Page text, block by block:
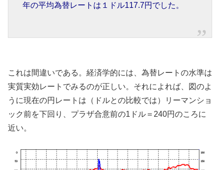
年の平均為替レートは１ドル117.7円でした。
これは間違いである。経済学的には、為替レートの水準は
実質実効レートでみるのが正しい。それによれば、図のよ
うに現在の円レートは（ドルとの比較では）リーマンショ
ック前を下回り、プラザ合意前の1ドル＝240円のころに
近い。